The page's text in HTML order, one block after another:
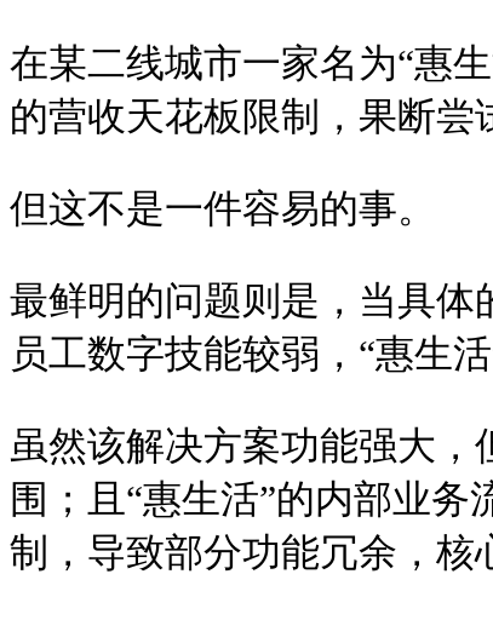
在某二线城市一家名为“惠
的营收天花板限制，果断尝
但这不是一件容易的事。
最鲜明的问题则是，当具体
员工数字技能较弱，“惠生
虽然该解决方案功能强大
围；且“惠生活”的内部业
制，导致部分功能冗余，核